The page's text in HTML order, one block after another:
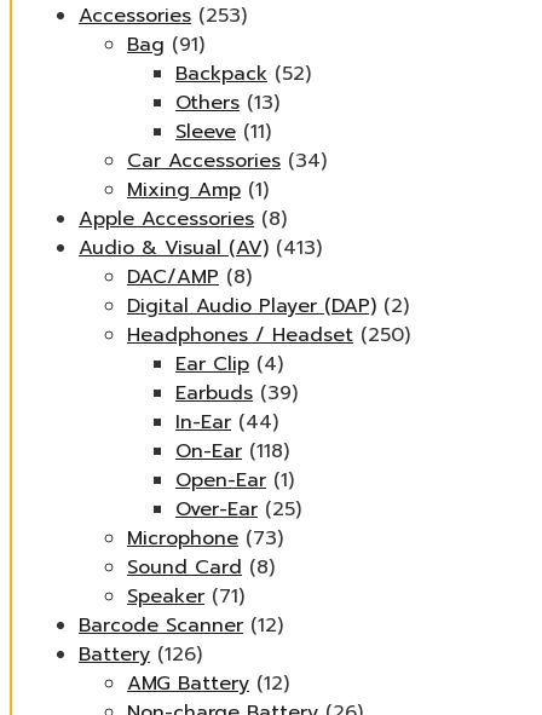
Accessories (253)
Bag (91)
Backpack (52)
Others (13)
Sleeve (11)
Car Accessories (34)
Mixing Amp (1)
Apple Accessories (8)
Audio & Visual (AV) (413)
DAC/AMP (8)
Digital Audio Player (DAP) (2)
Headphones / Headset (250)
Ear Clip (4)
Earbuds (39)
In-Ear (44)
On-Ear (118)
Open-Ear (1)
Over-Ear (25)
Microphone (73)
Sound Card (8)
Speaker (71)
Barcode Scanner (12)
Battery (126)
AMG Battery (12)